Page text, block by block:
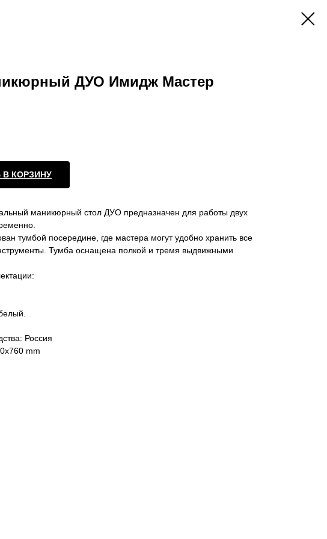
ДУО Имидж Мастер
КОРЗИНУ
маникюрный стол ДУО предназначен для работы двух
тумбой посередине, где мастера могут удобно хранить все
Тумба оснащена полкой и тремя выдвижными
Россия
mm